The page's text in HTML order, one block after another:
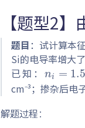
【题型2
题目 ：试计算本
Si的电导率增大
已知：
ni=1.5
cm⁻³；掺杂后电
解题过程：